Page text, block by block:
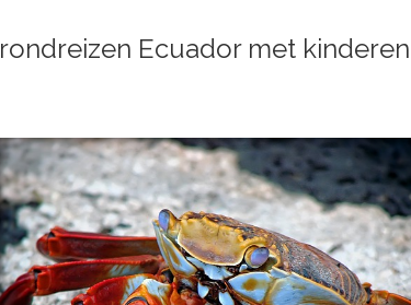
rondreizen Ecuador met kinderen